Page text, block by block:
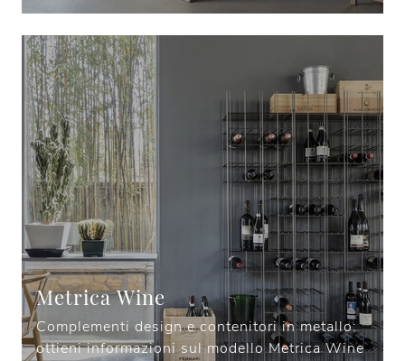
Metrica Wine
Complementi design e contenitori in metallo:
ottieni informazioni sul modello Metrica Wine